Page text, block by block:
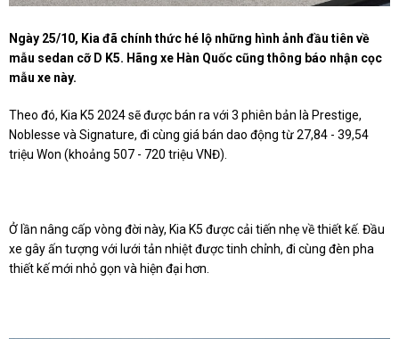
Ngày 25/10, Kia đã chính thức hé lộ những hình ảnh đầu tiên về
mẫu sedan cỡ D K5. Hãng xe Hàn Quốc cũng thông báo nhận cọc
mẫu xe này.
Theo đó, Kia K5 2024 sẽ được bán ra với 3 phiên bản là Prestige,
Noblesse và Signature, đi cùng giá bán dao động từ 27,84 - 39,54
triệu Won (khoảng 507 - 720 triệu VNĐ).
Ở lần nâng cấp vòng đời này, Kia K5 được cải tiến nhẹ về thiết kế. Đầu
xe gây ấn tượng với lưới tản nhiệt được tinh chỉnh, đi cùng đèn pha
thiết kế mới nhỏ gọn và hiện đại hơn.